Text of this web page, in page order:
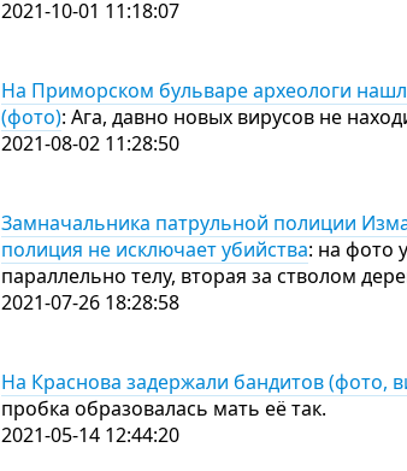
2021-10-01 11:18:07
На Приморском бульваре археологи
(фото): Ага, давно новых вирусов не
2021-08-02 11:28:50
Замначальника патрульной полиции
полиция не исключает убийства: на фото
параллельно телу, вторая за стволом
2021-07-26 18:28:58
На Краснова задержали бандитов (фото,
пробка образовалась мать её так.
2021-05-14 12:44:20